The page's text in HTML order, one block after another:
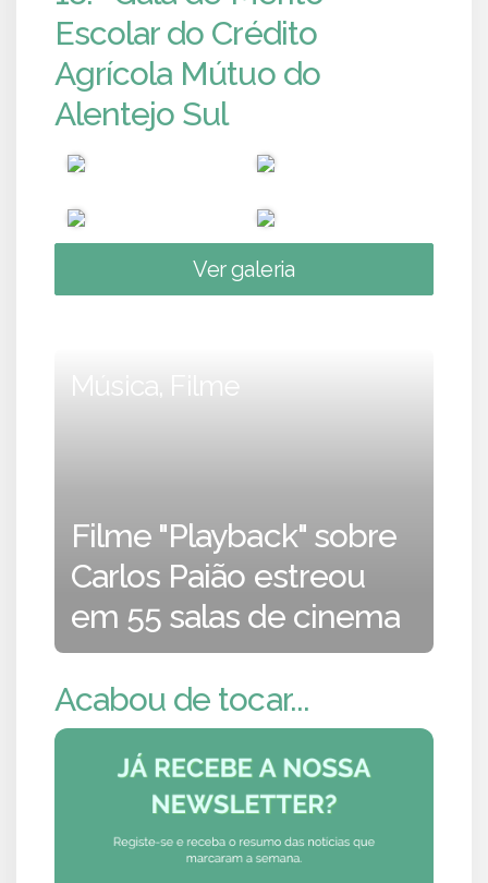
Escolar do Crédito
Agrícola Mútuo do
Alentejo Sul
Ver galeria
Música, Filme
Filme "Playback" sobre
Carlos Paião estreou
em 55 salas de cinema
Acabou de tocar...